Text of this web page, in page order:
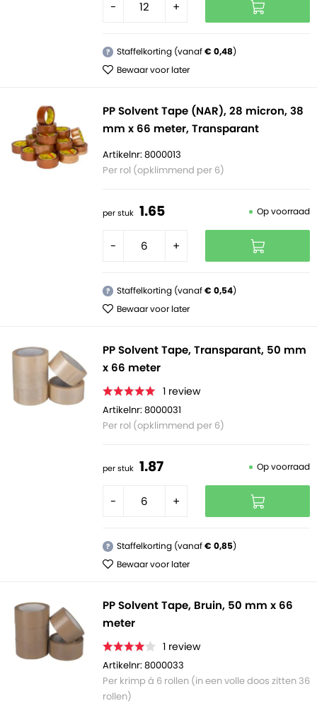
- +
? Staffelkorting (vanaf€ 0,48)
Bewaar voor later
PP Solvent Tape (NAR), 28 micron, 38
mm x 66 meter, Transparant
Artikelnr: 8000013
Per rol (opklimmend per 6)
per stuk 1.65 Op voorraad
- +
? Staffelkorting (vanaf€ 0,54)
Bewaar voor later
PP Solvent Tape, Transparant, 50 mm
x 66 meter
1 review
Artikelnr: 8000031
Per rol (opklimmend per 6)
per stuk 1.87 Op voorraad
- +
? Staffelkorting (vanaf€ 0,85)
Bewaar voor later
PP Solvent Tape, Bruin, 50 mm x 66
meter
1 review
Artikelnr: 8000033
Per krimp á 6 rollen (in een volle doos zitten 36
rollen)